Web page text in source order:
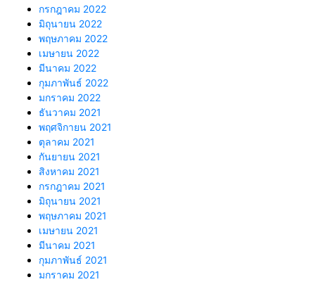
กรกฎาคม 2022
มิถุนายน 2022
พฤษภาคม 2022
เมษายน 2022
มีนาคม 2022
กุมภาพันธ์ 2022
มกราคม 2022
ธันวาคม 2021
พฤศจิกายน 2021
ตุลาคม 2021
กันยายน 2021
สิงหาคม 2021
กรกฎาคม 2021
มิถุนายน 2021
พฤษภาคม 2021
เมษายน 2021
มีนาคม 2021
กุมภาพันธ์ 2021
มกราคม 2021